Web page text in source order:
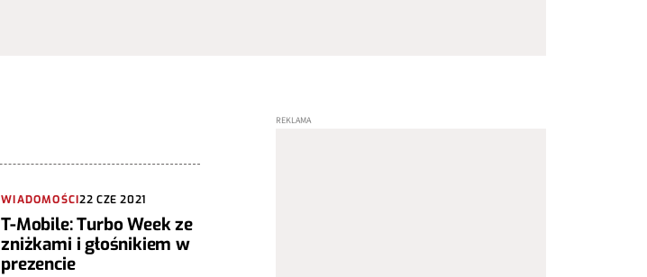
WIADOMOŚCI22 CZE 2021
T-Mobile: Turbo Week ze
zniżkami i głośnikiem w
prezencie